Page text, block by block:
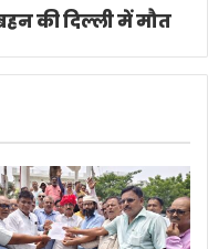
की दिल्ली में मौत